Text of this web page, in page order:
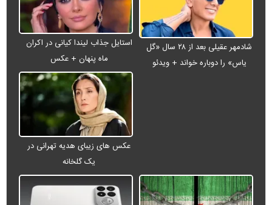
شادمهر عقیلی بعد از ۲۸ سال «گل
یاس» را دوباره خواند + ویدئو
استایل جذاب لیندا کیانی در اکران
ماه پنهان + عکس
عکس های زیبای هدیه تهرانی در
یک گلخانه